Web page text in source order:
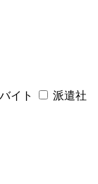
イト
派遣社